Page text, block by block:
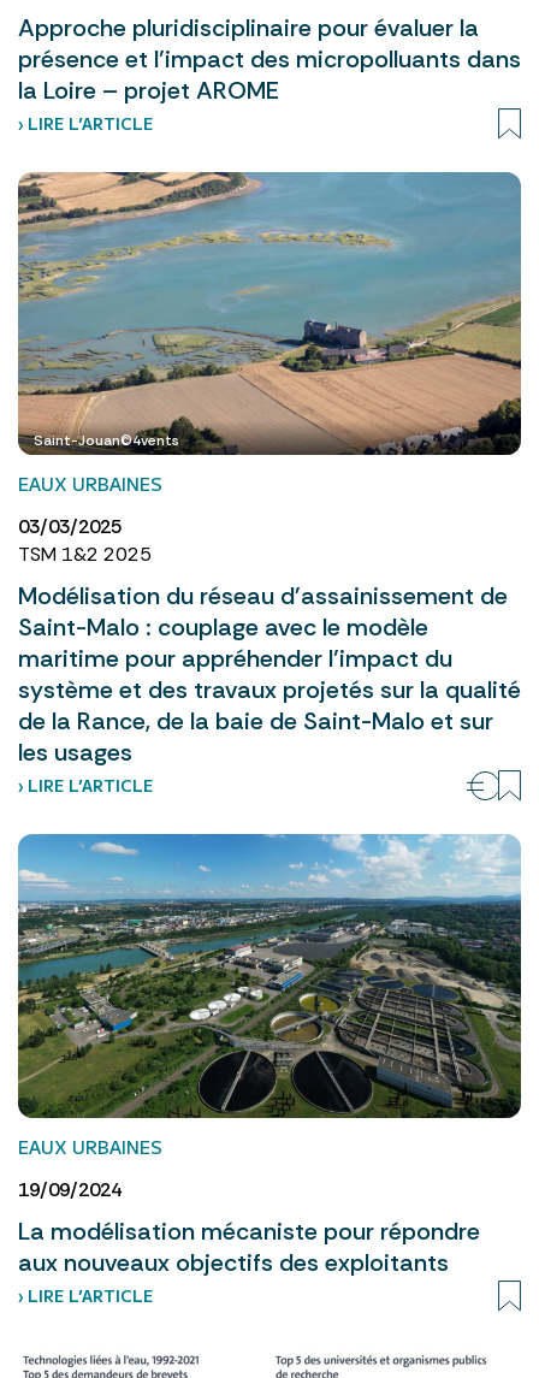
Approche pluridisciplinaire pour évaluer la
présence et l’impact des micropolluants dans
la Loire – projet AROME
› LIRE L’ARTICLE
Saint-Jouan©4vents
EAUX URBAINES
03/03/2025
TSM 1&2 2025
Modélisation du réseau d'assainissement de
Saint-Malo : couplage avec le modèle
maritime pour appréhender l’impact du
système et des travaux projetés sur la qualité
de la Rance, de la baie de Saint-Malo et sur
les usages
› LIRE L’ARTICLE
EAUX URBAINES
19/09/2024
La modélisation mécaniste pour répondre
aux nouveaux objectifs des exploitants
› LIRE L’ARTICLE